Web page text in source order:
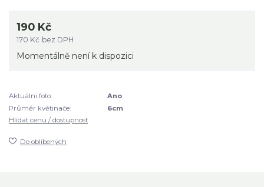
190 Kč
170 Kč bez DPH
Momentálně není k dispozici
Aktuálni foto:
Ano
Průměr květinače:
6cm
Hlídat cenu / dostupnost
Do oblíbených